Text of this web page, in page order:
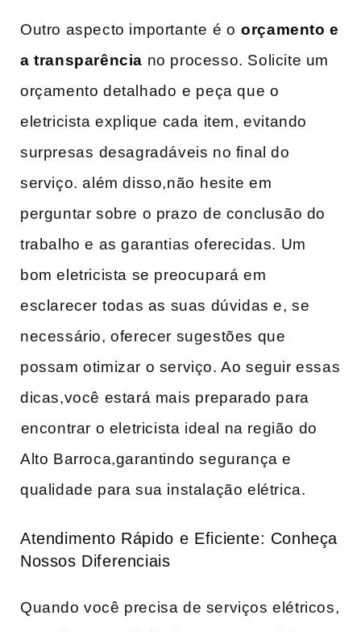
Outro ‌aspecto importante ⁢é⁤ o⁣orçamento‍ e
​a ​transparência no processo. Solicite ‌um
orçamento detalhado ⁢e⁢ peça que ‍o
eletricista explique cada item, evitando
surpresas ⁢desagradáveis no‌ final do‍
serviço. além disso,não⁣ hesite em
perguntar sobre o prazo⁣ de conclusão do
trabalho e ​as garantias oferecidas. Um
bom eletricista se preocupará em⁤
esclarecer ⁤todas as suas dúvidas ​e, se
‌necessário, oferecer sugestões que
‌possam otimizar o serviço. Ao seguir essas⁤
dicas,você estará mais ⁤preparado para
⁣encontrar o eletricista ideal na região do⁣
Alto Barroca,garantindo segurança e
qualidade para sua‍ instalação elétrica.
Atendimento Rápido ⁣e Eficiente: Conheça
Nossos Diferenciais
Quando você precisa de serviços elétricos,